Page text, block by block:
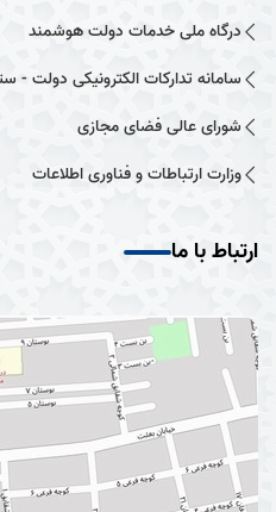
درگاه ملی خدمات دولت هوشمند
سامانه تدارکات الکترونیکی دولت -
شورای عالی فضای مجازی
وزارت ارتباطات و فناوری اطلاعات
ارتباط با ما